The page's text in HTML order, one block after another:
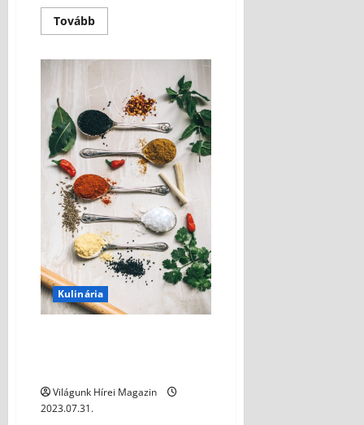
Tovább
Kulinária
Világunk Hírei Magazin
2023.07.31.